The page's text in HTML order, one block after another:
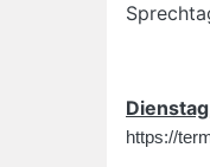
https://